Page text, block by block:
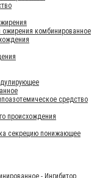
ожирения комбинированное
средство
происхождения
секрецию понижающее
- Ингибитор